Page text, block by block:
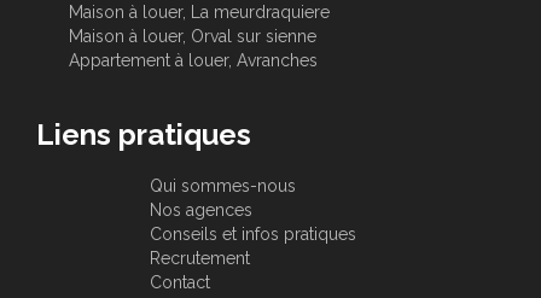
Maison à louer, La meurdraquiere
Maison à louer, Orval sur sienne
Appartement à louer, Avranches
Liens pratiques
Qui sommes-nous
Nos agences
Conseils et infos pratiques
Recrutement
Contact